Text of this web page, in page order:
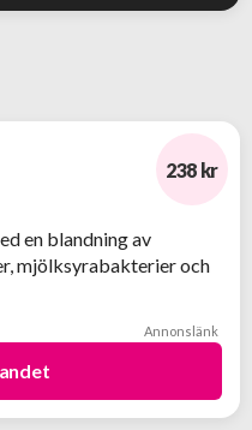
238 kr
en blandning av
mjölksyrabakterier och
Annonslänk